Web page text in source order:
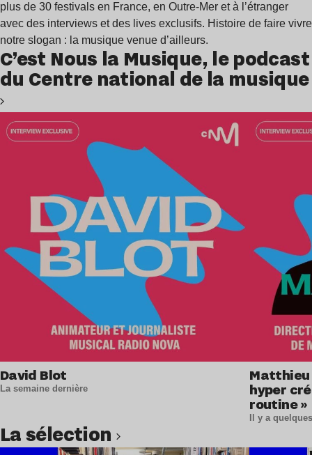
plus de 30 festivals en France, en Outre-Mer et à l’étranger
avec des interviews et des lives exclusifs. Histoire de faire vivre
notre slogan : la musique venue d’ailleurs.
C’est Nous la Musique, le podcast
du Centre national de la musique
David Blot
La semaine dernière
Matthieu
hyper
routine »
Il y a
Lire l’article
La sélection